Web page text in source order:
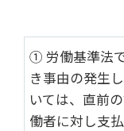
① 労働基準法
き事由の発生
いては、直前
働者に対し支